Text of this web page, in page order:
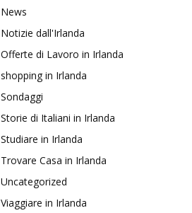
News
Notizie dall'Irlanda
Offerte di Lavoro in Irlanda
shopping in Irlanda
Sondaggi
Storie di Italiani in Irlanda
Studiare in Irlanda
Trovare Casa in Irlanda
Uncategorized
Viaggiare in Irlanda